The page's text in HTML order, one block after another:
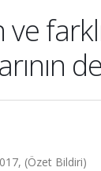
ve
(Özet Bildiri)